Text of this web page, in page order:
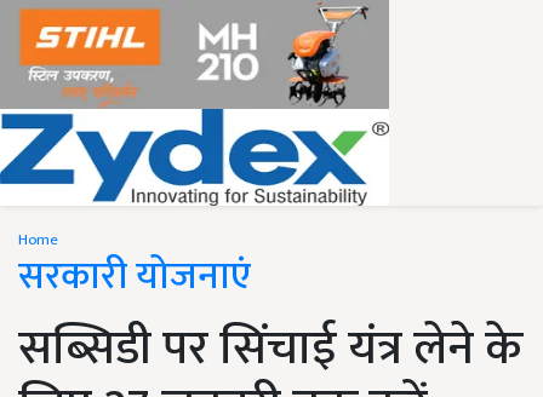
Home
सरकारी योजनाएं
सब्सिडी पर सिंचाई यंत्र लेने के